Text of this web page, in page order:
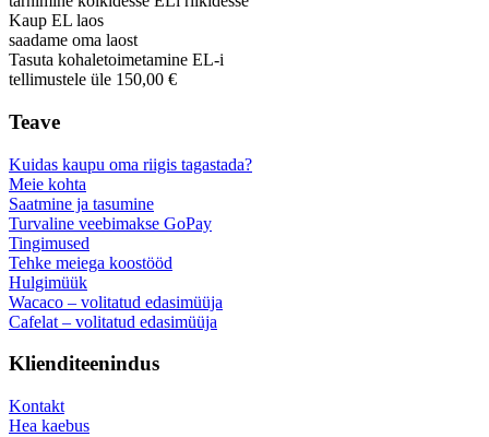
Kaup EL laos
saadame oma laost
Tasuta kohaletoimetamine EL-i
tellimustele üle 150,00 €
Teave
Kuidas kaupu oma riigis tagastada?
Meie kohta
Saatmine ja tasumine
Turvaline veebimakse GoPay
Tingimused
Tehke meiega koostööd
Hulgimüük
Wacaco – volitatud edasimüüja
Cafelat – volitatud edasimüüja
Klienditeenindus
Kontakt
Hea kaebus